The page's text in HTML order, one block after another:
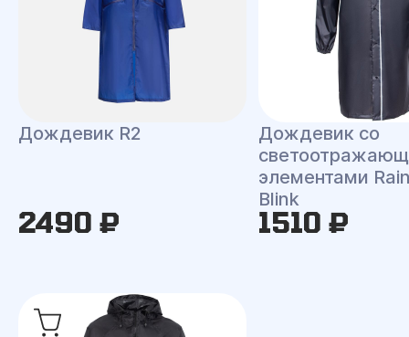
Дождевик R2
2490 ₽
Дождевик со
элементами
Blink
1510 ₽